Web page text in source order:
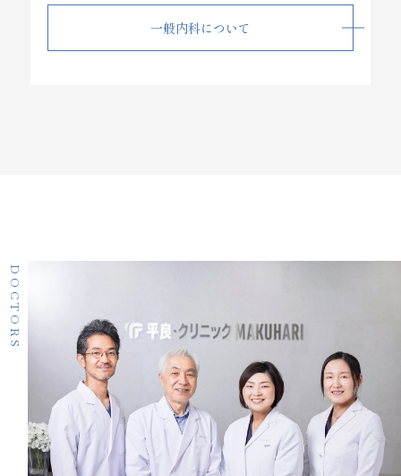
一般内科について
DOCTORS